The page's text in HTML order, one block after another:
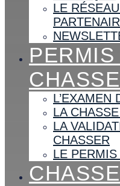
LE
PERMIS
L’EXAMEN
LA
LA
CHASSER
LE